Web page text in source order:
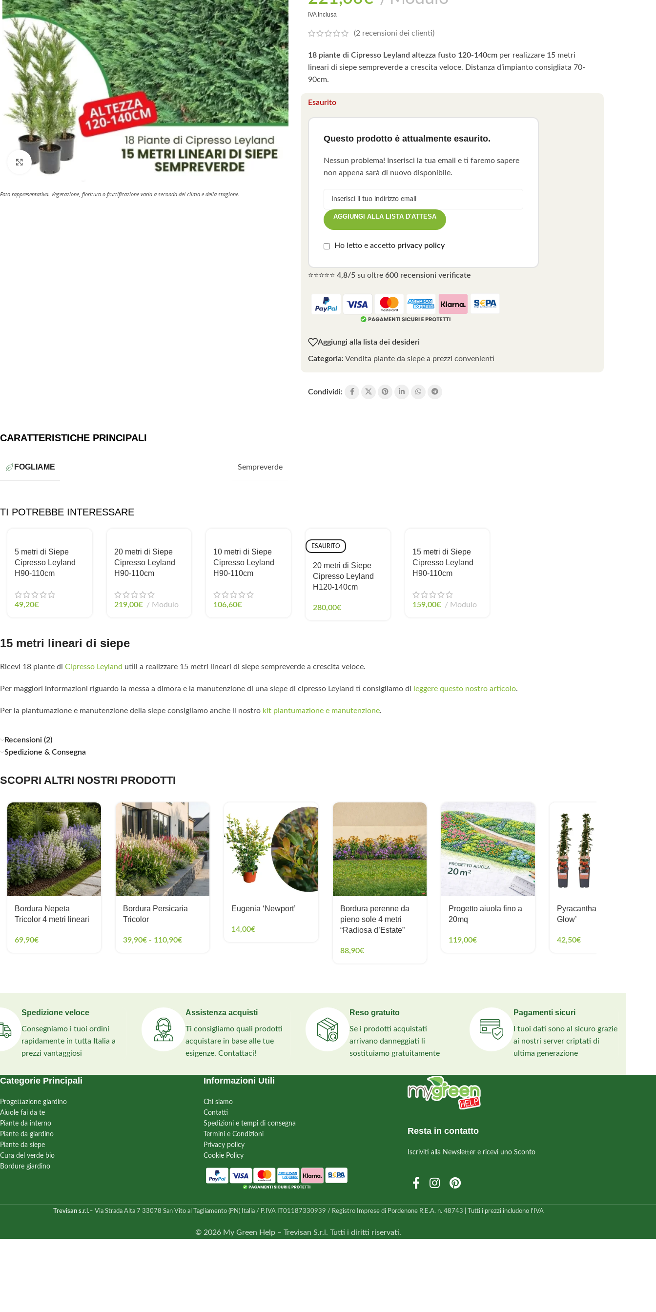
Clicca per ingrandire
Foto rappresentativa. Vegetazione, fioritura o fruttificazione varia a seconda del clima e della stagione.
IVA Inclusa
(2 recensioni dei clienti)
18 piante di Cipresso Leyland altezza fusto 120-140cm per realizzare 15 metri
lineari di siepe sempreverde a crescita veloce. Distanza d’impianto consigliata 70-
90cm.
Esaurito
Questo prodotto è attualmente esaurito.
Nessun problema! Inserisci la tua email e ti faremo sapere
non appena sarà di nuovo disponibile.
AGGIUNGI ALLA LISTA D'ATTESA
Ho letto e accetto privacy policy
⭐⭐⭐⭐⭐ 4,8/5 su oltre 600 recensioni verificate
Aggiungi alla lista dei desideri
Categoria: Vendita piante da siepe a prezzi convenienti
Condividi:
CARATTERISTICHE PRINCIPALI
FOGLIAME Sempreverde
TI POTREBBE INTERESSARE
5 metri di Siepe
Cipresso Leyland
H90-110cm
49,20€
20 metri di Siepe
Cipresso Leyland
H90-110cm
219,00€ Modulo
10 metri di Siepe
Cipresso Leyland
H90-110cm
106,60€
ESAURITO
20 metri di Siepe
Cipresso Leyland
H120-140cm
280,00€
15 metri di Siepe
Cipresso Leyland
H90-110cm
159,00€ Modulo
15 metri lineari di siepe
Ricevi 18 piante di Cipresso Leyland utili a realizzare 15 metri lineari di siepe sempreverde a crescita veloce.
Per maggiori informazioni riguardo la messa a dimora e la manutenzione di una siepe di cipresso Leyland ti consigliamo di leggere questo nostro articolo.
Per la piantumazione e manutenzione della siepe consigliamo anche il nostro kit piantumazione e manutenzione.
Recensioni (2)
Spedizione & Consegna
SCOPRI ALTRI NOSTRI PRODOTTI
Bordura Nepeta
Tricolor 4 metri lineari
69,90€
Bordura Persicaria
Tricolor
39,90€ - 110,90€
Eugenia ‘Newport’
14,00€
Bordura perenne da
pieno sole 4 metri
“Radiosa d’Estate”
88,90€
Progetto aiuola fino a
20mq
119,00€
Pyracantha ‘Orange
Glow’
42,50€
Spedizione veloce
Consegniamo i tuoi ordini
rapidamente in tutta Italia a
prezzi vantaggiosi
Assistenza acquisti
Ti consigliamo quali prodotti
acquistare in base alle tue
esigenze. Contattaci!
Reso gratuito
Se i prodotti acquistati
arrivano danneggiati li
sostituiamo gratuitamente
Pagamenti sicuri
I tuoi dati sono al sicuro grazie
ai nostri server criptati di
ultima generazione
Categorie Principali
Progettazione giardino
Aiuole fai da te
Piante da interno
Piante da giardino
Piante da siepe
Cura del verde bio
Bordure giardino
Informazioni Utili
Chi siamo
Contatti
Spedizioni e tempi di consegna
Termini e Condizioni
Privacy policy
Cookie Policy
Resta in contatto
Iscriviti alla Newsletter e ricevi uno Sconto
Trevisan s.r.l.– Via Strada Alta 7 33078 San Vito al Tagliamento (PN) Italia / P.IVA IT01187330939 / Registro Imprese di Pordenone R.E.A. n. 48743 | Tutti i prezzi includono l'IVA
© 2026 My Green Help – Trevisan S.r.l. Tutti i diritti riservati.